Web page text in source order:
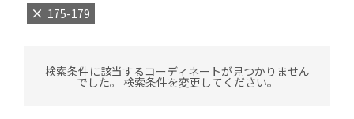
175-179
検索条件に該当するコーディネートが見つかりません
でした。 検索条件を変更してください。